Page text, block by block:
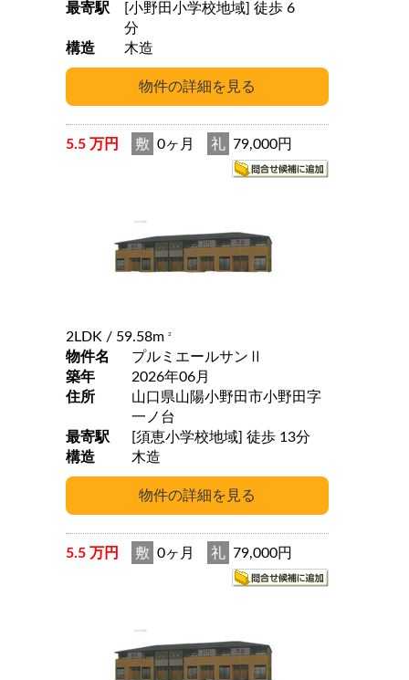
最寄駅
[小野田小学校地域] 徒歩 6
分
構造
木造
5.5 万円 敷 0ヶ月 礼 79,000円
2LDK / 59.58m 2
物件名
プルミエールサンⅡ
築年
2026年06月
住所
山口県山陽小野田市小野田字
一ノ台
最寄駅
[須恵小学校地域] 徒歩 13分
構造
木造
5.5 万円 敷 0ヶ月 礼 79,000円